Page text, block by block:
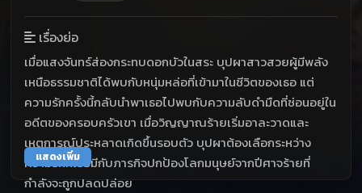
เรื่องย่อ
เมื่อแสงจันทร์ส่องกระทบดอกบัวในสระ บุปผาสาวสวยผู้มีพลัง
เหนือธรรมชาติได้พบกับหนุ่มหล่อที่เข้ามาในชีวิตของเธอ แต่
ความรักครั้งนี้กลับนำพาเธอไปพบกับความลับดำมืดที่ซ่อนอยู่ใน
อดีตของครอบครัวเขา เมื่อวิญญาณร้ายเริ่มอาละวาดและ
เหตุการณ์ประหลาดเกิดขึ้นรอบตัว บุปผาต้องเลือกระหว่าง
ความรักที่เธอมีกับภารกิจปกป้องโลกมนุษย์จากปีศาจร้ายที่
กำลังจะถูกปลดปล่อย
แสดงเพิ่ม